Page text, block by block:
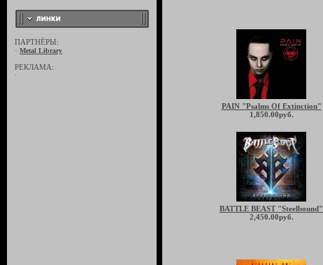
ПАРТНЁРЫ:
· Metal Library
РЕКЛАМА:
·
PAIN "Psalms Of Extinction"
1,850.00руб.
BATTLE BEAST "Steelbound"
2,450.00руб.